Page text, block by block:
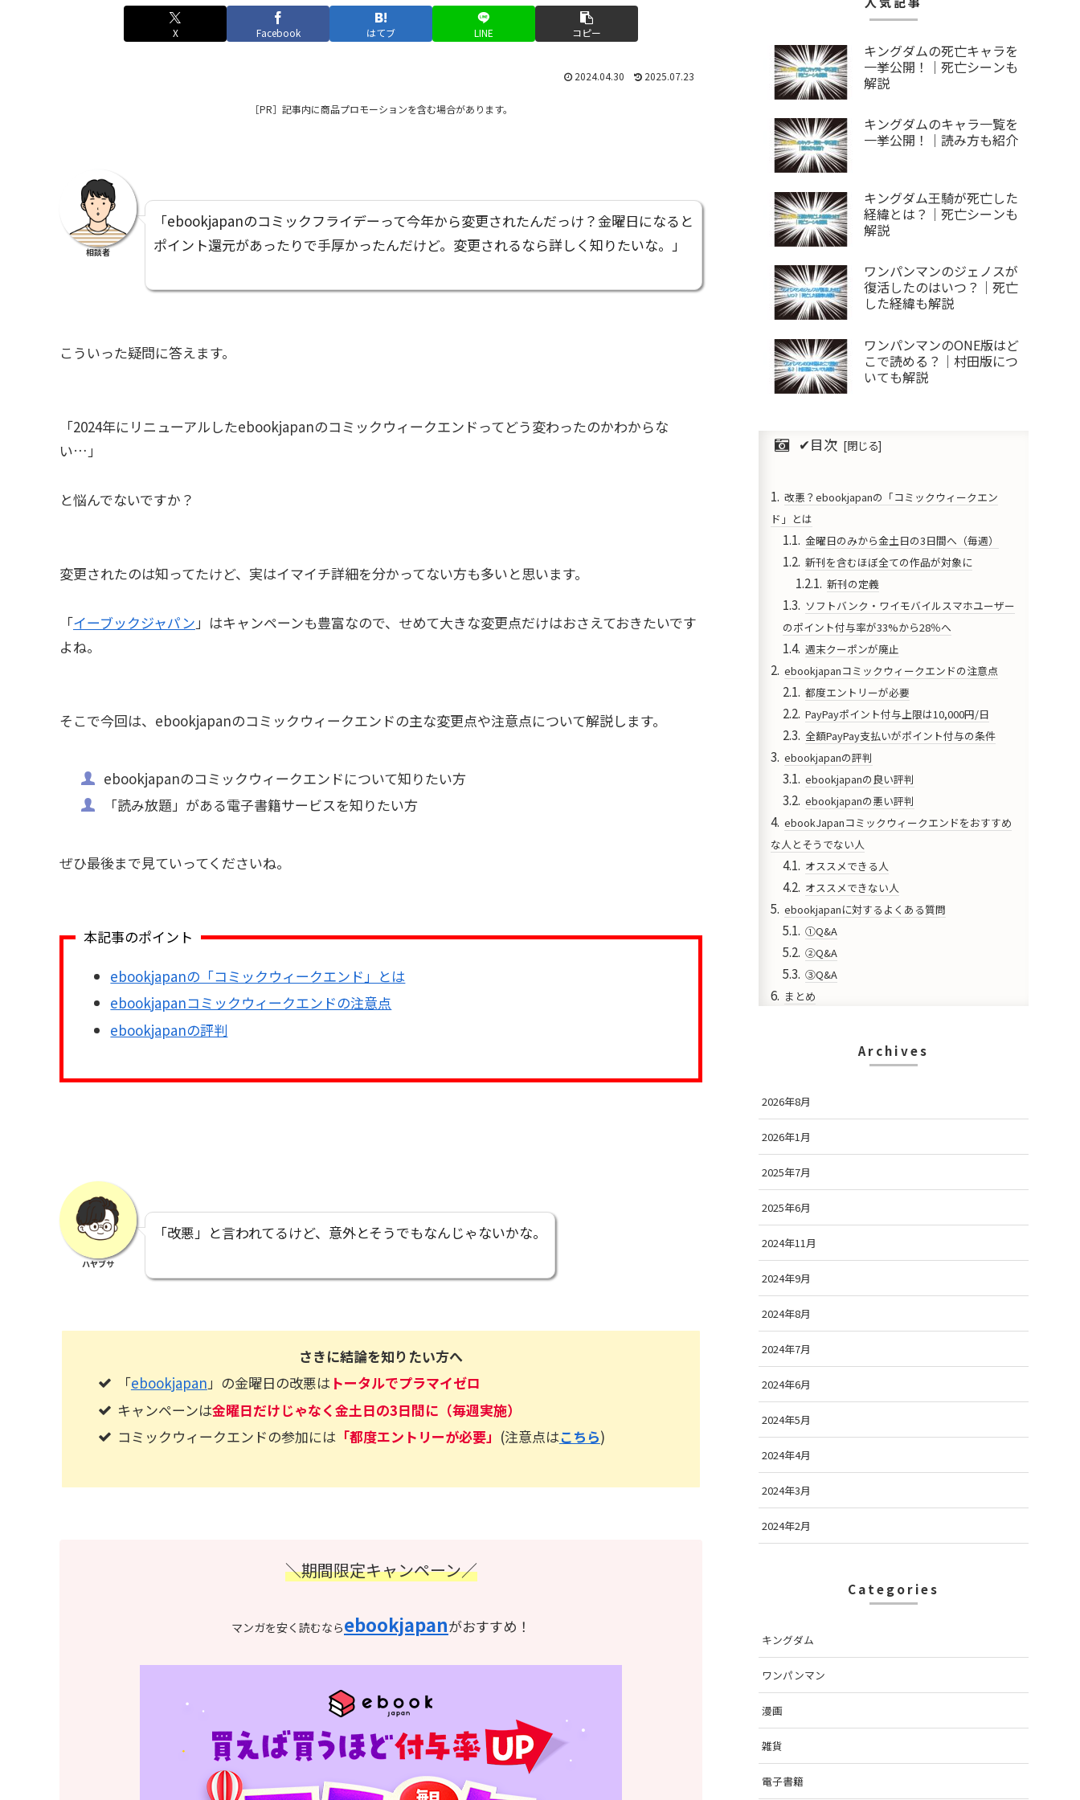
X Facebook はてブ LINE コピー
2024.04.30 2025.07.23
［PR］ 記事内に商品プロモーションを含む場合があります。
相談者
「ebookjapanのコミックフライデーって今年から変更されたんだっけ？金曜日になると
ポイント還元があったりで手厚かったんだけど。変更されるなら詳しく知りたいな。」
こういった疑問に答えます。
「2024年にリニューアルしたebookjapanのコミックウィークエンドってどう変わったのかわからな
い…」
と悩んでないですか？
変更されたのは知ってたけど、実はイマイチ詳細を分かってない方も多いと思います。
「イーブックジャパン 」はキャンペーンも豊富なので、せめて大きな変更点だけはおさえておきたいです
よね。
そこで今回は、ebookjapanのコミックウィークエンドの主な変更点や注意点について解説します。
ebookjapanのコミックウィークエンドについて知りたい方
「読み放題」がある電子書籍サービスを知りたい方
ぜひ最後まで見ていってくださいね。
本記事のポイント
ebookjapanの「コミックウィークエンド」とは
ebookjapanコミックウィークエンドの注意点
ebookjapanの評判
ハヤブサ
「改悪」と言われてるけど、意外とそうでもなんじゃないかな。
さきに結論を知りたい方へ
「ebookjapan」の金曜日の改悪はトータルでプラマイゼロ
キャンペーンは金曜日だけじゃなく金土日の3日間に（毎週実施）
コミックウィークエンドの参加には「都度エントリーが必要」 (注意点はこちら)
＼期間限定キャンペーン／
マンガを安く読むならebookjapanがおすすめ！
キングダムの死亡キャラを
一挙公開！｜死亡シーンも
解説
キングダムのキャラ一覧を
一挙公開！｜読み方も紹介
キングダム王騎が死亡した
経緯とは？｜死亡シーンも
解説
ワンパンマンのジェノスが
復活したのはいつ？｜死亡
した経緯も解説
ワンパンマンのONE版はど
こで読める？｜村田版につ
いても解説
✔︎目次
改悪？ebookjapanの「コミックウィークエン
ド」とは
金曜日のみから金土日の3日間へ（毎週）
新刊を含むほぼ全ての作品が対象に
新刊の定義
ソフトバンク・ワイモバイルスマホユーザー
のポイント付与率が33%から28％へ
週末クーポンが廃止
ebookjapanコミックウィークエンドの注意点
都度エントリーが必要
PayPayポイント付与上限は10,000円/日
全額PayPay支払いがポイント付与の条件
ebookjapanの評判
ebookjapanの良い評判
ebookjapanの悪い評判
ebookJapanコミックウィークエンドをおすすめ
な人とそうでない人
オススメできる人
オススメできない人
ebookjapanに対するよくある質問
①Q&A
②Q&A
③Q&A
まとめ
Archives
2026年8月
2026年1月
2025年7月
2025年6月
2024年11月
2024年9月
2024年8月
2024年7月
2024年6月
2024年5月
2024年4月
2024年3月
2024年2月
Categories
キングダム
ワンパンマン
漫画
雑貨
電子書籍